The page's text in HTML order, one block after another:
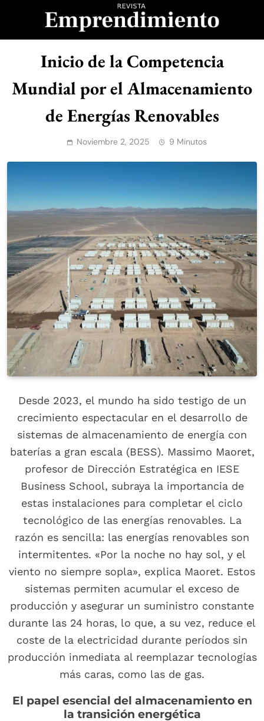
Revista
Emprendimiento
Inicio de la Competencia
Mundial por el Almacenamiento
de Energías Renovables
Noviembre 2, 2025 9 Minutos
Desde 2023, el mundo ha sido testigo de un
crecimiento espectacular en el desarrollo de
sistemas de almacenamiento de energía con
baterías a gran escala (BESS). Massimo Maoret,
profesor de Dirección Estratégica en IESE
Business School, subraya la importancia de
estas instalaciones para completar el ciclo
tecnológico de las energías renovables. La
razón es sencilla: las energías renovables son
intermitentes. «Por la noche no hay sol, y el
viento no siempre sopla», explica Maoret. Estos
sistemas permiten acumular el exceso de
producción y asegurar un suministro constante
durante las 24 horas, lo que, a su vez, reduce el
coste de la electricidad durante períodos sin
producción inmediata al reemplazar tecnologías
más caras, como las de gas.
El papel esencial del almacenamiento en
la transición energética